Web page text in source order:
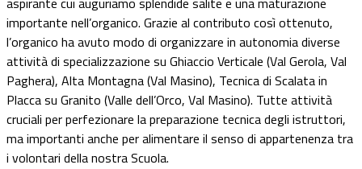
importante nell’organico. Grazie al contributo così ottenuto,
l’organico ha avuto modo di organizzare in autonomia diverse
attività di specializzazione su Ghiaccio Verticale (Val Gerola, Val
Paghera), Alta Montagna (Val Masino), Tecnica di Scalata in
Placca su Granito (Valle dell’Orco, Val Masino). Tutte attività
cruciali per perfezionare la preparazione tecnica degli istruttori,
ma importanti anche per alimentare il senso di appartenenza tra
i volontari della nostra Scuola.